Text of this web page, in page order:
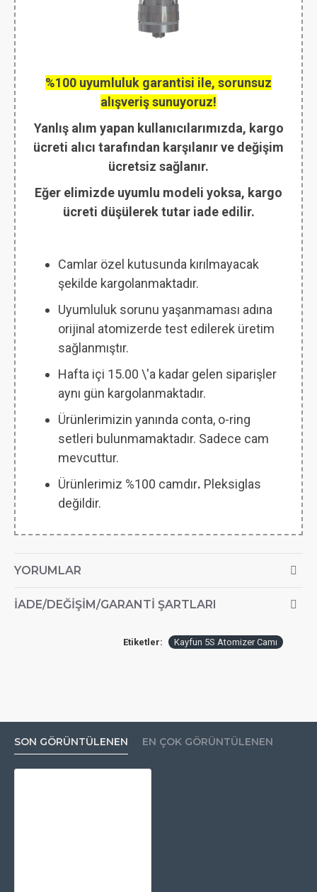
%100 uyumluluk garantisi ile, sorunsuz
alışveriş sunuyoruz!
Yanlış alım yapan kullanıcılarımızda, kargo
ücreti alıcı tarafından karşılanır ve değişim
ücretsiz sağlanır.
Eğer elimizde uyumlu modeli yoksa, kargo
ücreti düşülerek tutar iade edilir.
Camlar özel kutusunda kırılmayacak
şekilde kargolanmaktadır.
Uyumluluk sorunu yaşanmaması adına
orijinal atomizerde test edilerek üretim
sağlanmıştır.
Hafta içi 15.00 \'a kadar gelen siparişler
aynı gün kargolanmaktadır.
Ürünlerimizin yanında conta, o-ring
setleri bulunmamaktadır. Sadece cam
mevcuttur.
Ürünlerimiz %100 camdır. Pleksiglas
değildir.
YORUMLAR
İADE/DEĞIŞIM/GARANTI ŞARTLARI
Etiketler: Kayfun 5S Atomizer Camı
SON GÖRÜNTÜLENEN EN ÇOK GÖRÜNTÜLENEN